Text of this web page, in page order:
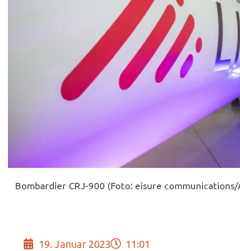
Bombardier CRJ-900 (Foto: eisure communications/
19. Januar 2023 11:01